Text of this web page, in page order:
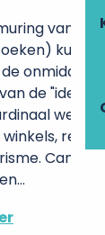
van
de "ideale